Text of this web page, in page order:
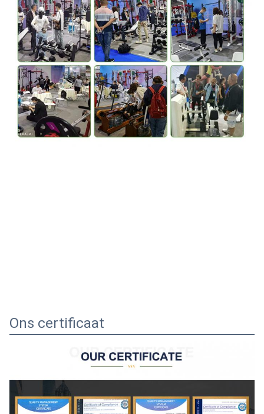
Ons certificaat